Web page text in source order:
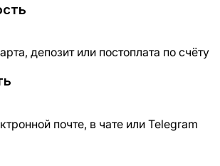
депозит или постоплата по счёту
почте, в чате или Telegram